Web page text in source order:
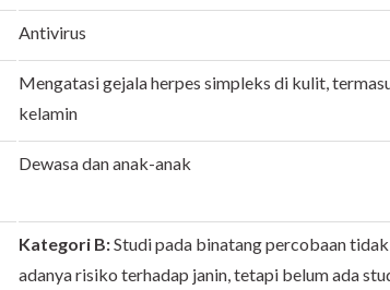
Antivirus
Mengatasi gejala herpes simpleks di kulit,
kelamin
Dewasa dan anak-anak
Kategori B:Studi pada binatang percobaan
adanya risiko terhadap janin, tetapi belum ada